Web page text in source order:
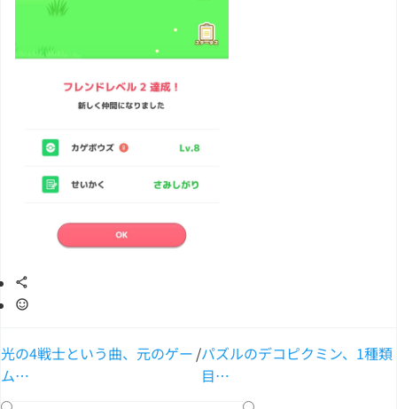
光の4戦士という曲、元のゲー
ム…
/パズルのデコピクミン、1種類
目…